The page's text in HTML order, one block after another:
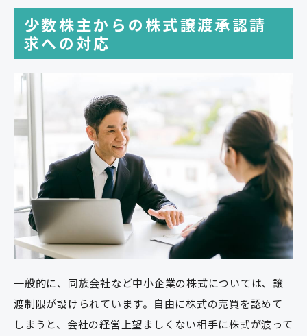
少数株主からの株式譲渡承認請
求への対応
一般的に、同族会社など中小企業の株式については、譲
渡制限が設けられています。自由に株式の売買を認めて
しまうと、会社の経営上望ましくない相手に株式が渡って